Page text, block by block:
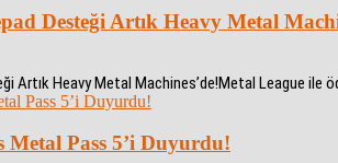
Desteği Artık Heavy Metal
Artık Heavy Metal Machines’de!Metal League
Pass 5’i Duyurdu!